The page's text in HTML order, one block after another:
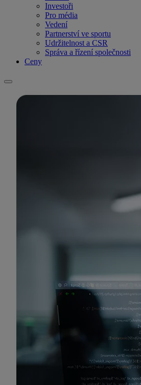
Investoři
Pro média
Vedení
Partnerství ve sportu
Udržitelnost a CSR
Správa a řízení společnosti
Ceny